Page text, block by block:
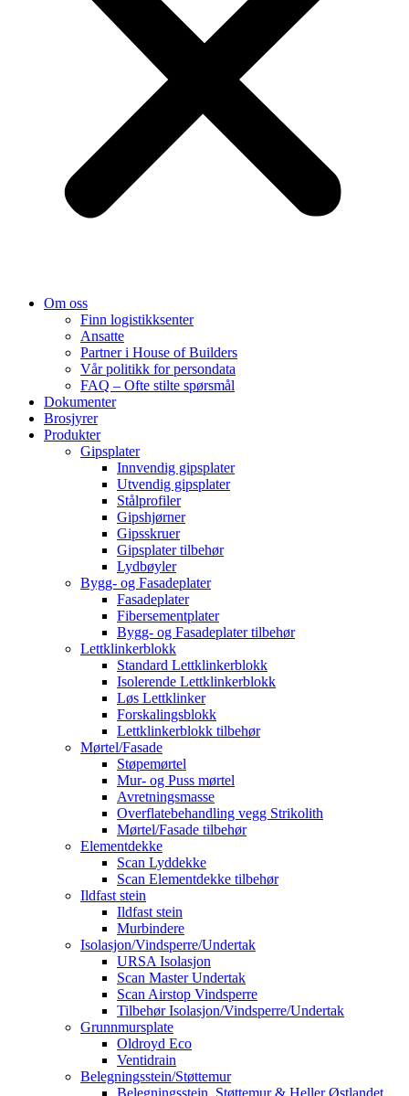
Om oss
Finn logistikksenter
Ansatte
Partner i House of Builders
Vår politikk for persondata
FAQ – Ofte stilte spørsmål
Dokumenter
Brosjyrer
Produkter
Gipsplater
Innvendig gipsplater
Utvendig gipsplater
Stålprofiler
Gipshjørner
Gipsskruer
Gipsplater tilbehør
Lydbøyler
Bygg- og Fasadeplater
Fasadeplater
Fibersementplater
Bygg- og Fasadeplater tilbehør
Lettklinkerblokk
Standard Lettklinkerblokk
Isolerende Lettklinkerblokk
Løs Lettklinker
Forskalingsblokk
Lettklinkerblokk tilbehør
Mørtel/Fasade
Støpemørtel
Mur- og Puss mørtel
Avretningsmasse
Overflatebehandling vegg Strikolith
Mørtel/Fasade tilbehør
Elementdekke
Scan Lyddekke
Scan Elementdekke tilbehør
Ildfast stein
Ildfast stein
Murbindere
Isolasjon/Vindsperre/Undertak
URSA Isolasjon
Scan Master Undertak
Scan Airstop Vindsperre
Tilbehør Isolasjon/Vindsperre/Undertak
Grunnmursplate
Oldroyd Eco
Ventidrain
Belegningsstein/Støttemur
Belegningsstein, Støttemur & Heller Østlandet